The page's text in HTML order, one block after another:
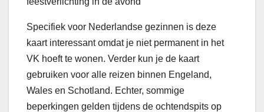
Specifiek voor Nederlandse gezinnen is deze
kaart interessant omdat je niet permanent in het
VK hoeft te wonen. Verder kun je de kaart
gebruiken voor alle reizen binnen Engeland,
Wales en Schotland. Echter, sommige
beperkingen gelden tijdens de ochtendspits op